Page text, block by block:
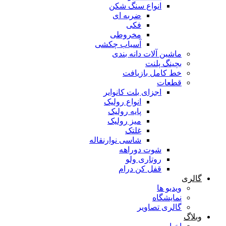
انواع سنگ شکن
ضربه ای
فکی
مخروطی
آسیاب چکشی
ماشین آلات دانه بندی
بچینگ پلنت
خط کامل بازیافت
قطعات
اجزای بلت کانوایر
انواع رولیک
پایه رولیک
میز رولیک
غلتک
شاسی نوارنقاله
شوت دوراهه
روتاری ولو
قفل کن درام
گالری
ویدیو ها
نمایشگاه
گالری تصاویر
وبلاگ